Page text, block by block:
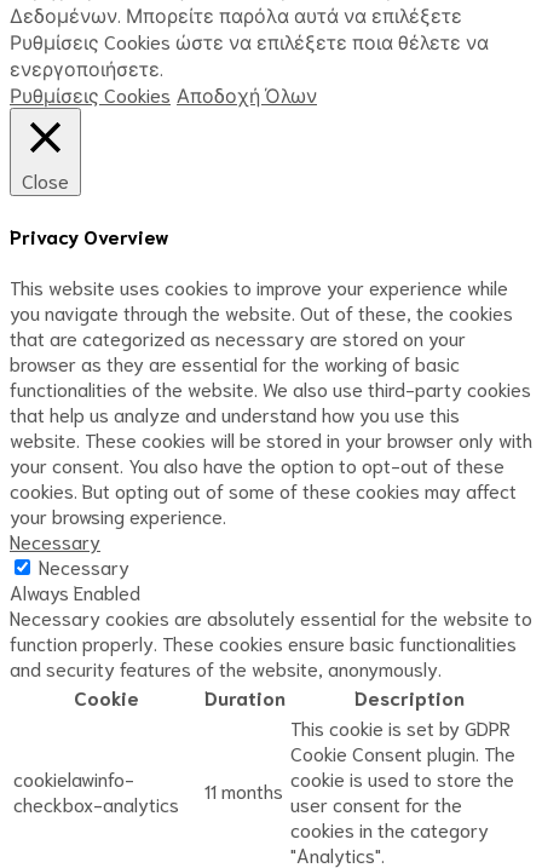
Δεδομένων. Μπορείτε παρόλα αυτά να επιλέξετε
Ρυθμίσεις Cookies ώστε να επιλέξετε ποια θέλετε να
ενεργοποιήσετε.
Ρυθμίσεις Cookies Αποδοχή Όλων
Close
Privacy Overview
This website uses cookies to improve your experience while
you navigate through the website. Out of these, the cookies
that are categorized as necessary are stored on your
browser as they are essential for the working of basic
functionalities of the website. We also use third-party cookies
that help us analyze and understand how you use this
website. These cookies will be stored in your browser only with
your consent. You also have the option to opt-out of these
cookies. But opting out of some of these cookies may affect
your browsing experience.
Necessary
Necessary
Always Enabled
Necessary cookies are absolutely essential for the website to
function properly. These cookies ensure basic functionalities
and security features of the website, anonymously.
Cookie
Duration Description
cookielawinfo-
checkbox-analytics
11 months
This cookie is set by GDPR
Cookie Consent plugin. The
cookie is used to store the
user consent for the
cookies in the category
"Analytics".